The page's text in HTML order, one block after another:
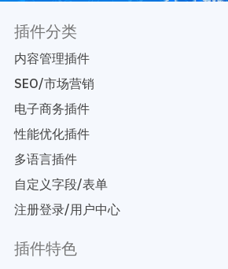
资源
主题推荐
插件推荐
开发教程
主题开发分享
后台开发定制
开发文档手册
WP新闻资讯
插件分类
内容管理插件
SEO/市场营销
电子商务插件
性能优化插件
多语言插件
自定义字段/表单
注册登录/用户中心
插件特色